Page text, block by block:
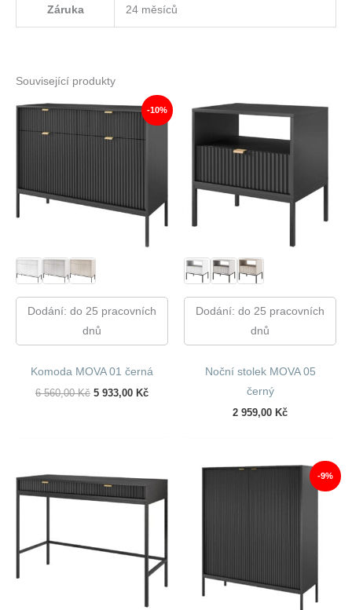
Záruka 24 měsíců
Související produkty
-10%
Dodání: do 25 pracovních
dnů
Komoda MOVA 01 černá
6 560,00Kč Původní
5 933,00 KčAktuální
Dodání: do 25 pracovních
dnů
Noční stolek MOVA 05
černý
2 959,00 Kč
-9%